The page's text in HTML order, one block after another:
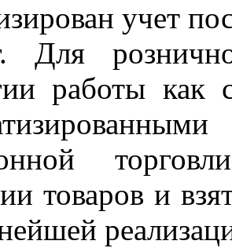
учет
Для
работы как
товаров и